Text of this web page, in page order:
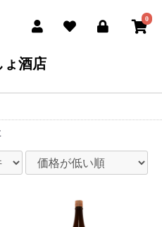
0
ょ酒店